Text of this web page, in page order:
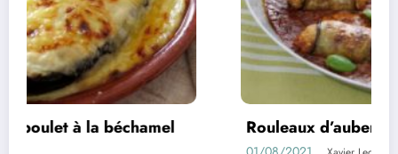
Rouleaux d’aubergines farcies